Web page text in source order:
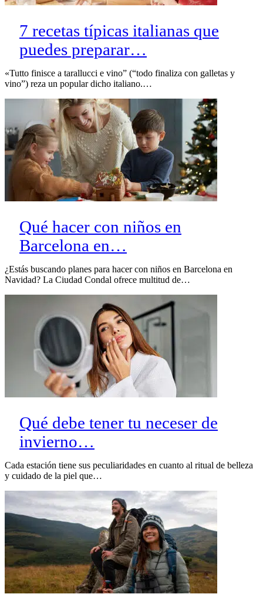
7 recetas típicas italianas que
puedes preparar…
«Tutto finisce a tarallucci e vino” (“todo finaliza con galletas y
vino”) reza un popular dicho italiano.…
Qué hacer con niños en
Barcelona en…
¿Estás buscando planes para hacer con niños en Barcelona en
Navidad? La Ciudad Condal ofrece multitud de…
Qué debe tener tu neceser de
invierno…
Cada estación tiene sus peculiaridades en cuanto al ritual de belleza
y cuidado de la piel que…